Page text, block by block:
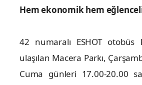
Hem ekonomik hem
42 numaralı ESHOT otobüs
ulaşılan Macera Parkı,
Cuma günleri 17.00-20.00